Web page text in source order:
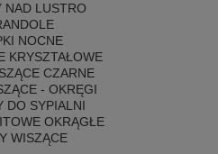
NAD LUSTRO
NOCNE
KRYSZTAŁOWE
CZARNE
- OKRĘGI
DO SYPIALNI
OKRĄGŁE
WISZĄCE